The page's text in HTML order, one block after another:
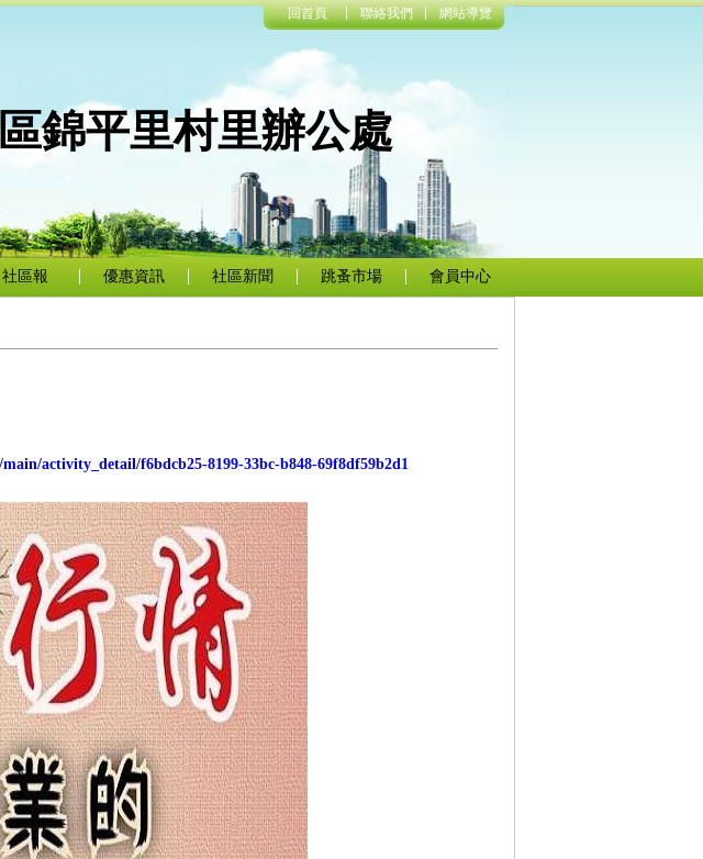
錦平里村里辦公處
回首頁 聯絡我們 網站導覽
社區報 優惠資訊 社區新聞 跳蚤市場 會員中心
activity_detail/f6bdcb25-8199-33bc-b848-69f8df59b2d1